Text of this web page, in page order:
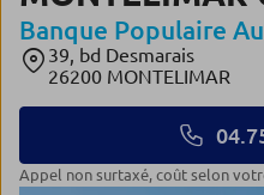
Banque Populaire
39, bd Desmarais
26200 MONTELIMAR
Appel non surtaxé, coût selon